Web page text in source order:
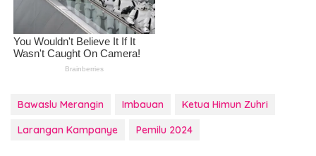
Bawaslu Merangin Imbauan
Ketua Himun Zuhri
Larangan Kampanye
Pemilu 2024